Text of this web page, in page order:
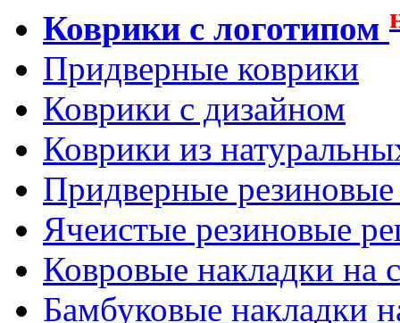
Коврики с логотипом
Придверные коврики
Коврики с дизайном
Коврики из
Придверные
Ячеистые резиновые
Ковровые накладки на
Бамбуковые накладки